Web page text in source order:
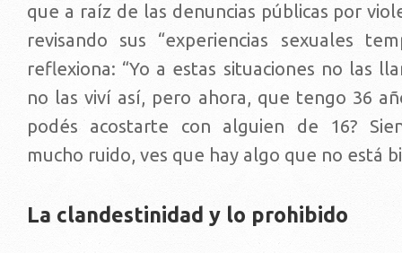
que a raíz de las denuncias públicas por
revisando sus “experiencias sexuales
reflexiona: “Yo a estas situaciones no las
no las viví así, pero ahora, que tengo 36
podés acostarte con alguien de 16?
mucho ruido, ves que hay algo que no está
La clandestinidad y lo prohibido